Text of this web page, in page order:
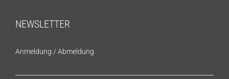
NEWSLETTER
Anmeldung / Abmeldung